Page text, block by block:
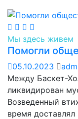
Мы здесь живем
Помогли
05.10.2023
Между Баскет-
ликвидирован
Возведенный
время доставлял